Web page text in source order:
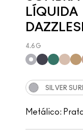
LÍQUIDA
4.6G
SILVER
Metálico: